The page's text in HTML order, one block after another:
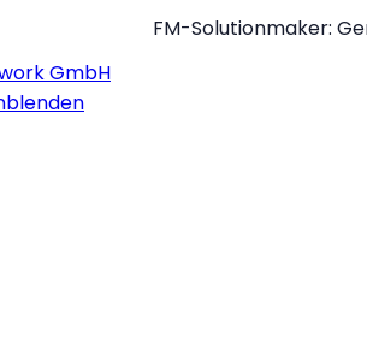
FM-Solutionmaker: